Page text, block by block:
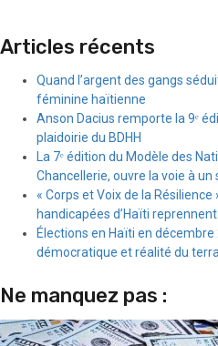
Articles récents
Quand l’argent des gangs
féminine haïtienne
Anson Dacius remporte la 9ᵉ
plaidoirie du BDHH
La 7ᵉ édition du Modèle des
Chancellerie, ouvre la voie à
« Corps et Voix de la
handicapées d’Haïti
Élections en Haïti en
démocratique et réalité du
Ne manquez pas :